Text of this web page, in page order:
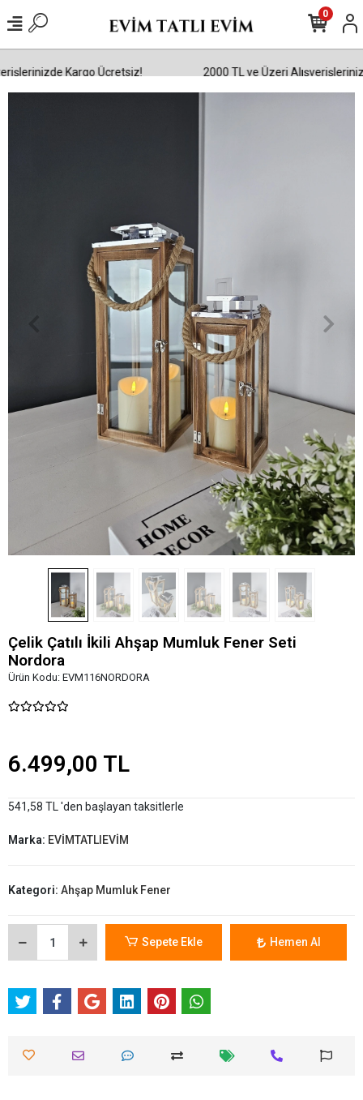
Kargo Ücretsiz! 2000 TL ve Üzeri
0
Çelik Çatılı İkili Ahşap Mumluk Fener Seti
Nordora
Ürün Kodu: EVM116NORDORA
6.499,00 TL
541,58 TL 'den başlayan taksitlerle
Marka: EVİMTATLIEVİM
Kategori: Ahşap Mumluk Fener
Sepete Ekle Hemen Al